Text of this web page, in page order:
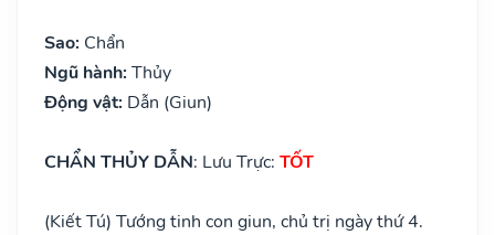
Sao: Chẩn
Ngũ hành: Thủy
Động vật: Dẫn (Giun)
CHẨN THỦY DẪN: Lưu Trực: TỐT
(Kiết Tú) Tướng tinh con giun, chủ trị ngày thứ 4.